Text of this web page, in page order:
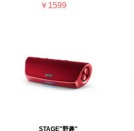
￥1599
STAGE"野趣"